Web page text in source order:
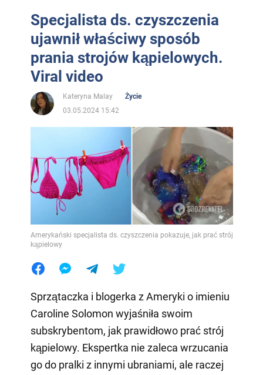
Specjalista ds. czyszczenia
ujawnił właściwy sposób
prania strojów kąpielowych.
Viral video
Kateryna Malay
Życie
03.05.2024 15:42
Amerykański specjalista ds. czyszczenia pokazuje, jak prać strój
kąpielowy
Sprzątaczka i blogerka z Ameryki o imieniu
Caroline Solomon wyjaśniła swoim
subskrybentom, jak prawidłowo prać strój
kąpielowy. Ekspertka nie zaleca wrzucania
go do pralki z innymi ubraniami, ale raczej